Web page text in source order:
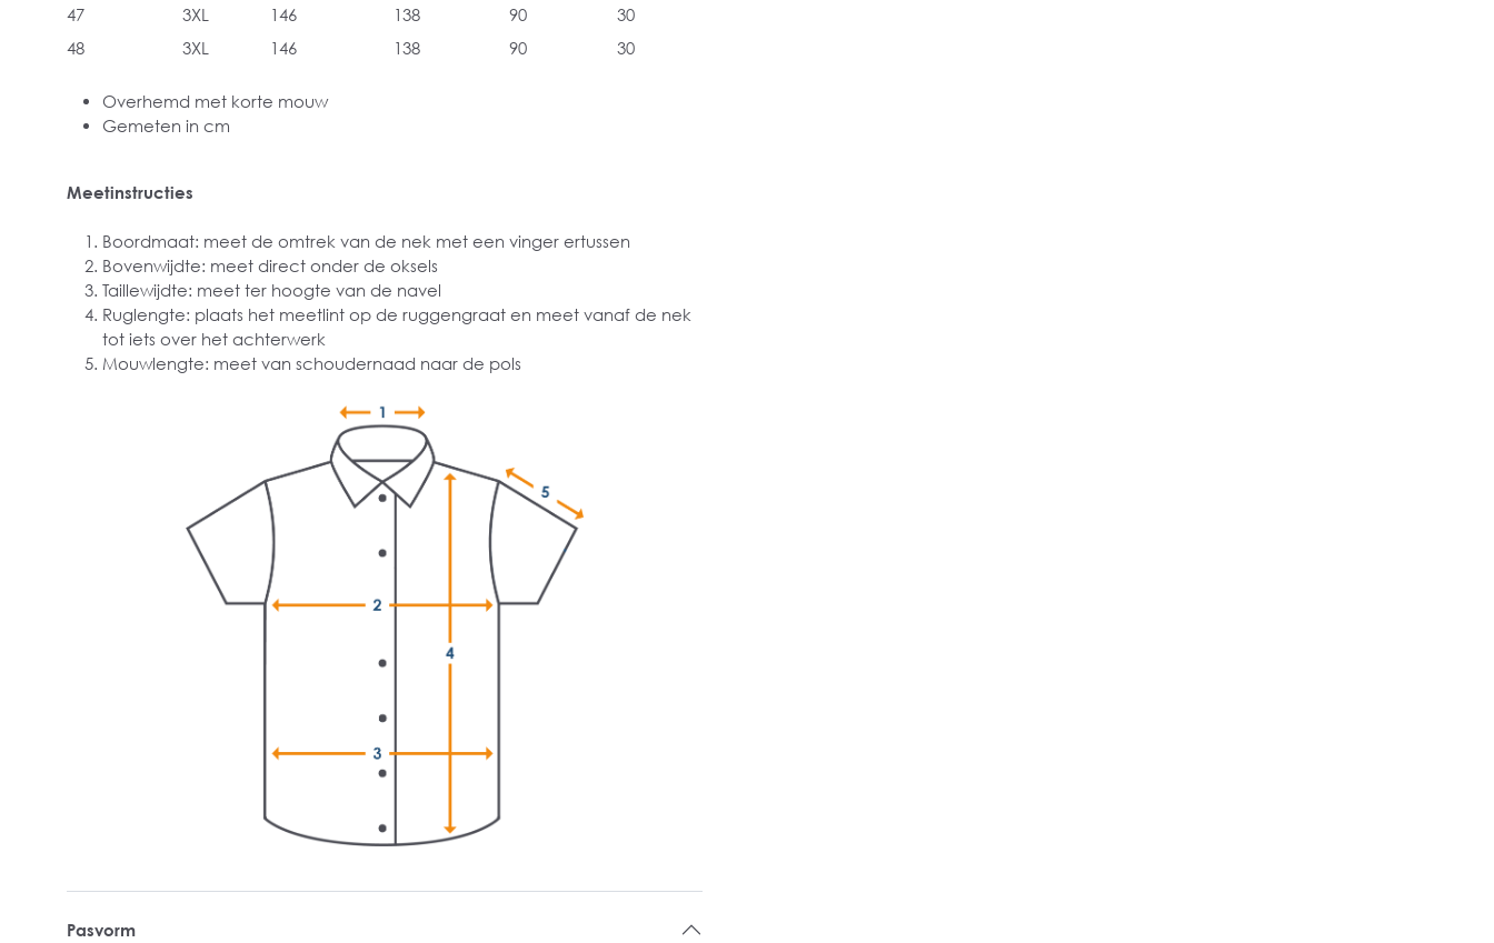
47
3XL 146 138 90
30
48
3XL 146 138 90 30
Overhemd met korte mouw
Gemeten in cm
Meetinstructies
Boordmaat: meet de omtrek van de nek met een vinger ertussen
Bovenwijdte: meet direct onder de oksels
Taillewijdte: meet ter hoogte van de navel
Ruglengte: plaats het meetlint op de ruggengraat en meet vanaf de nek
tot iets over het achterwerk
Mouwlengte: meet van schoudernaad naar de pols
Pasvorm